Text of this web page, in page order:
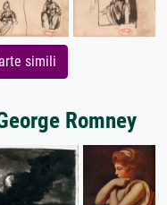
simili
Romney